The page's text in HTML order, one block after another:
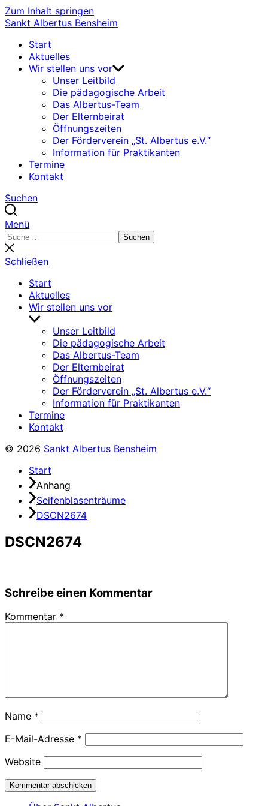
Zum Inhalt springen
Sankt Albertus Bensheim
Start
Aktuelles
Wir stellen uns vor
Unser Leitbild
Die pädagogische Arbeit
Das Albertus-Team
Der Elternbeirat
Öffnungszeiten
Der Förderverein „St. Albertus e.V.“
Information für Praktikanten
Termine
Kontakt
Suchen
Menü
Suchen
nach:
Suchen
Suche
schließen
Schließen
Start
Aktuelles
Wir stellen uns vor
Untermenü
anzeigenUnser Leitbild
Die pädagogische Arbeit
Das Albertus-Team
Der Elternbeirat
Öffnungszeiten
Der Förderverein „St. Albertus e.V.“
Information für Praktikanten
Termine
Kontakt
© 2026 Sankt Albertus Bensheim
Start
Anhang
Seifenblasenträume
DSCN2674
DSCN2674
Schreibe einen Kommentar
Kommentar *
Name *
E-Mail-Adresse *
Website